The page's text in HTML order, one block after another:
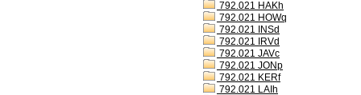
792.021 HAKh
792.021 HOWq
792.021 INSd
792.021 IRVd
792.021 JAVc
792.021 JONp
792.021 KERf
792.021 LAIh